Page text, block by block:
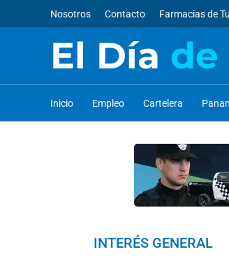
Nosotros Contacto Farmacias de
El Día de
Inicio Empleo Cartelera
INTERÉS GENERAL